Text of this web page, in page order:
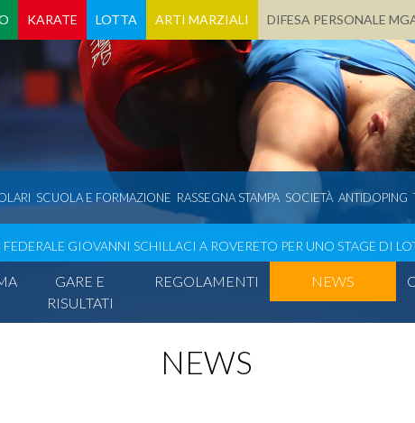
KARATE LOTTA ARTI MARZIALI DIFESA PERSONALE
SCUOLA E FORMAZIONE RASSEGNA STAMPA SOCIETÀ ANTIDOPING
GIOVANNI SCHILLACI A ROVERETO PER UNO STAGE DI
GARE E
RISULTATI
REGOLAMENTI NEWS
NEWS